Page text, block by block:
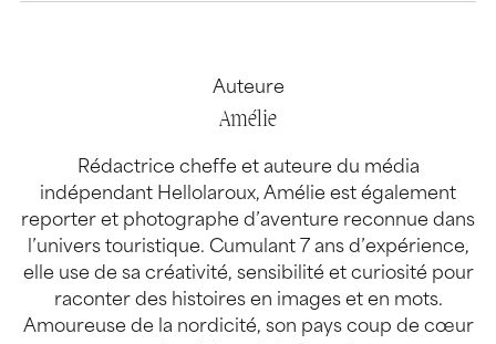
Auteure
Amélie
Rédactrice cheffe et auteure du média
indépendant Hellolaroux, Amélie est également
reporter et photographe d’aventure reconnue dans
l’univers touristique. Cumulant 7 ans d’expérience,
elle use de sa créativité, sensibilité et curiosité pour
raconter des histoires en images et en mots.
Amoureuse de la nordicité, son pays coup de cœur